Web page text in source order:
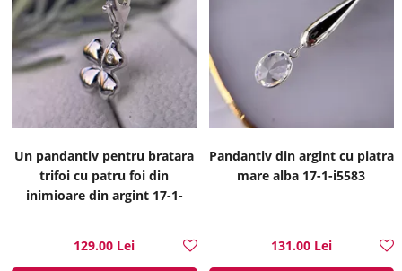
Un pandantiv pentru bratara
trifoi cu patru foi din
inimioare din argint 17-1-
129.00 Lei
Pandantiv din argint cu piatra
mare alba 17-1-i5583
131.00 Lei